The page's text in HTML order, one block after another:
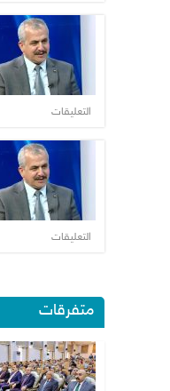
التعليقات
التعليقات
متفرقات